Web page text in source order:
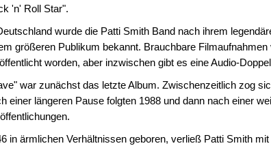
'n' Roll Star".
wurde die Patti Smith Band nach ihrem
größeren Publikum bekannt. Brauchbare
worden, aber inzwischen gibt es eine Audio-
war zunächst das letzte Album. Zwischenzeitlich zog
einer längeren Pause folgten 1988 und dann nach einer
in ärmlichen Verhältnissen geboren, verließ Patti Smith